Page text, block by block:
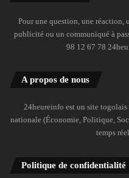
Pour une question, une réaction,
publicité ou un communiqué à
98 12 67 78
A propos de nous
24heureinfo est un site
nationale (Économie, Politique,
temps
Politique de confidentialité